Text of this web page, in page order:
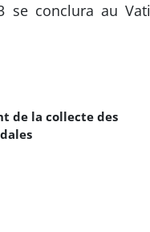
conclura au
de la collecte des